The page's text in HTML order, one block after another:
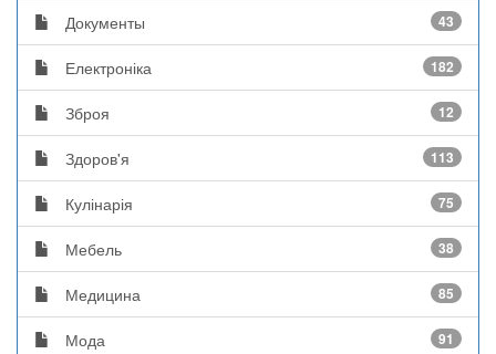
Документы 43
Електроніка 182
Зброя 12
Здоров'я 113
Кулінарія 75
Мебель 38
Медицина 85
Мода 91